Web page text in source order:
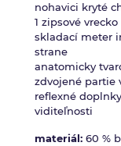
nohavici kryté
1 zipsové
skladací meter
strane
anatomicky
zdvojené partie
reflexné
viditeľnosti
materiál: 60 %